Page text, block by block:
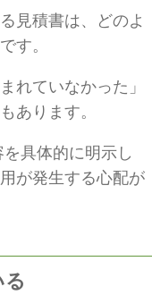
見積書は、どのよ
す。
れていなかった」
あります。
具体的に明示し
が発生する心配が